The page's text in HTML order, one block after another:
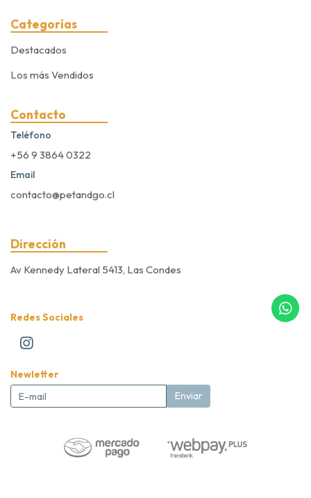
Categorías
Destacados
Los más Vendidos
Contacto
Teléfono
+56 9 3864 0322
Email
contacto@petandgo.cl
Dirección
Av Kennedy Lateral 5413, Las Condes
Redes Sociales
Newletter
Enviar